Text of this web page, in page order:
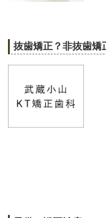
抜歯矯正？非抜歯